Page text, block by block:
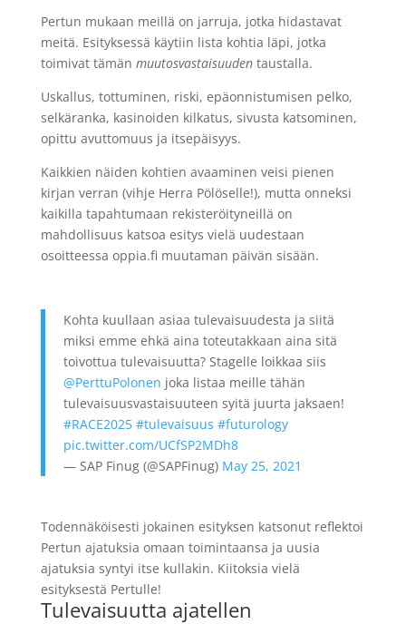
Pertun mukaan meillä on jarruja, jotka hidastavat
meitä. Esityksessä käytiin lista kohtia läpi, jotka
toimivat tämän muutosvastaisuudentaustalla.
Uskallus, tottuminen, riski, epäonnistumisen pelko,
selkäranka, kasinoiden kilkatus, sivusta katsominen,
opittu avuttomuus ja itsepäisyys.
Kaikkien näiden kohtien avaaminen veisi pienen
kirjan verran (vihje Herra Pölöselle!), mutta onneksi
kaikilla tapahtumaan rekisteröityneillä on
mahdollisuus katsoa esitys vielä uudestaan
osoitteessa oppia.fi muutaman päivän sisään.
Kohta kuullaan asiaa tulevaisuudesta ja siitä
miksi emme ehkä aina toteutakkaan aina sitä
toivottua tulevaisuutta? Stagelle loikkaa siis
@PerttuPolonen joka listaa meille tähän
tulevaisuusvastaisuuteen syitä juurta jaksaen!
#RACE2025 #tulevaisuus #futurology
pic.twitter.com/UCfSP2MDh8
— SAP Finug (@SAPFinug) May 25, 2021
Todennäköisesti jokainen esityksen katsonut reflektoi
Pertun ajatuksia omaan toimintaansa ja uusia
ajatuksia syntyi itse kullakin. Kiitoksia vielä
esityksestä Pertulle!
Tulevaisuutta ajatellen